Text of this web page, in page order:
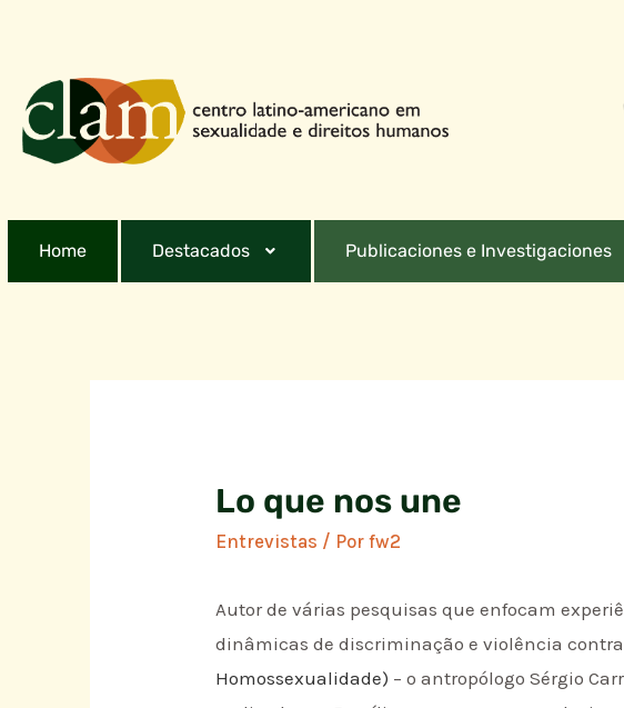
Home Destacados Publicaciones e Investigaciones
Lo que nos une
Entrevistas / Porfw2
Autor de várias pesquisas que enfocam
dinâmicas de discriminação e violência
Homossexualidade) – o antropólogo Sérgio